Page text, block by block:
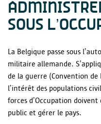
SOUS
La Belgique passe sous
militaire allemande.
de la guerre (Convention
l’intérêt des populations
forces d’Occupation
public et gérer le pays.